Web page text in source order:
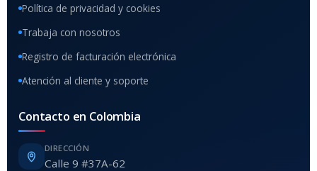
Política de privacidad y cookies
Trabaja con nosotros
Registro de facturación electrónica
Atención al cliente y soporte
Contacto en Colombia
DIRECCIÓN
Calle 9 #37A-62